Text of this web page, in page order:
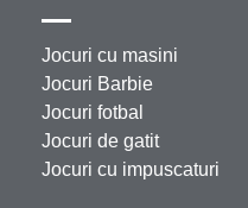
Jocuri cu masini
Jocuri Barbie
Jocuri fotbal
Jocuri de gatit
Jocuri cu impuscaturi